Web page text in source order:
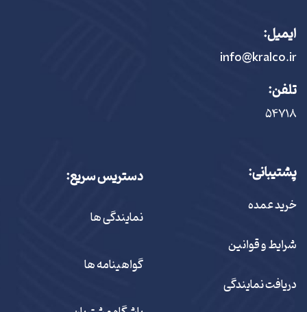
ایمیل:
info@kralco.ir
تلفن:
۵۴٧١٨
پشتیبانی:
خرید عمده
شرایط و قوانین
دریافت نمایندگی
دستریس سریع:
نمایندگی ها
گواهینامه ها